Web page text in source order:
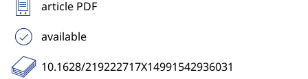
article PDF
available
10.1628/219222717X14991542936031